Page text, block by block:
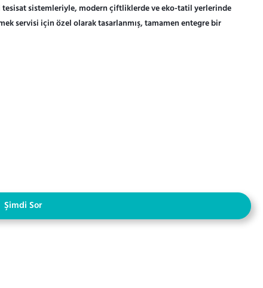
sistemleriyle, modern çiftliklerde ve eko-tatil yerlerinde
servisi için özel olarak tasarlanmış, tamamen entegre bir
Şimdi Sor